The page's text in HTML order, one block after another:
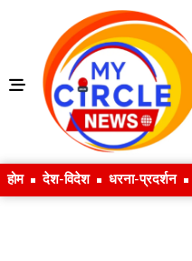
होम देश-विदेश धरना-प्रदर्शन